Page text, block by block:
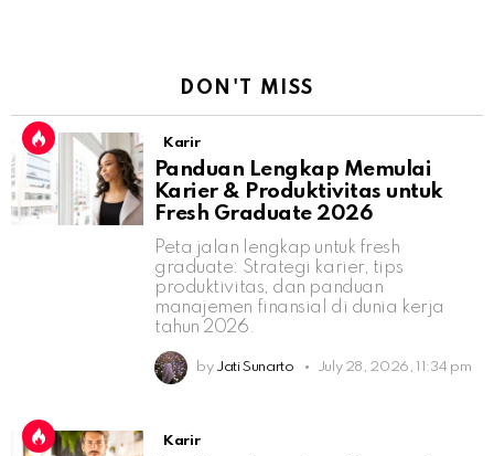
DON'T MISS
Karir
Panduan Lengkap Memulai
Karier & Produktivitas untuk
Fresh Graduate 2026
Peta jalan lengkap untuk fresh
graduate: Strategi karier, tips
produktivitas, dan panduan
manajemen finansial di dunia kerja
tahun 2026.
by Jati Sunarto July 28, 2026, 11:34 pm
Karir